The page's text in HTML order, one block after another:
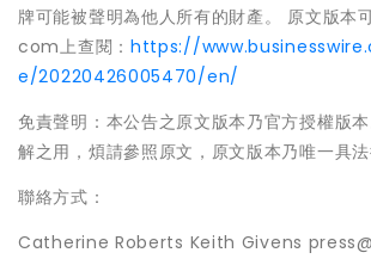
牌可能被聲明為他人所有的財產。 原文版
com上查閱： https://
e/20220426005470/en/
免責聲明：本公告之原文版本乃官方授權版
解之用，煩請參照原文，原文版本乃唯一具法
聯絡方式：
Catherine Roberts Keith Givens